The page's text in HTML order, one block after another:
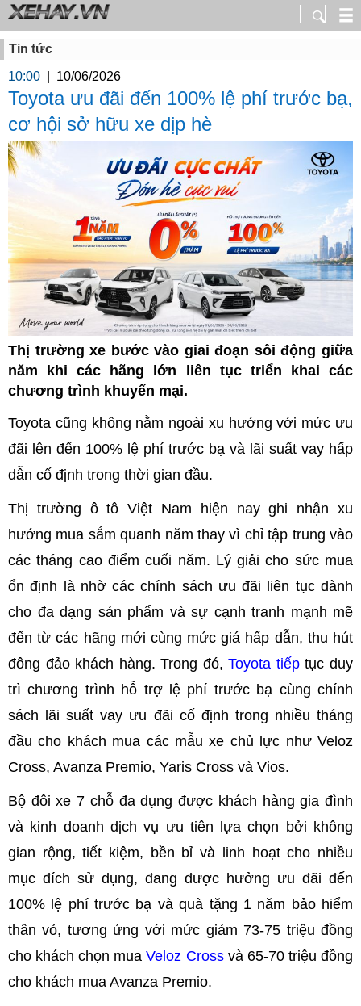
Tin tức
10:00
10/06/2026
Toyota ưu đãi đến 100% lệ phí trước bạ,
cơ hội sở hữu xe dịp hè
Thị trường xe bước vào giai đoạn sôi động giữa
năm khi các hãng lớn liên tục triển khai các
chương trình khuyến mại.
Toyota cũng không nằm ngoài xu hướng với mức ưu
đãi lên đến 100% lệ phí trước bạ và lãi suất vay hấp
dẫn cố định trong thời gian đầu.
Thị trường ô tô Việt Nam hiện nay ghi nhận xu
hướng mua sắm quanh năm thay vì chỉ tập trung vào
các tháng cao điểm cuối năm. Lý giải cho sức mua
ổn định là nhờ các chính sách ưu đãi liên tục dành
cho đa dạng sản phẩm và sự cạnh tranh mạnh mẽ
đến từ các hãng mới cùng mức giá hấp dẫn, thu hút
đông đảo khách hàng. Trong đó,Toyota tiếptục duy
trì chương trình hỗ trợ lệ phí trước bạ cùng chính
sách lãi suất vay ưu đãi cố định trong nhiều tháng
đầu cho khách mua các mẫu xe chủ lực như Veloz
Cross, Avanza Premio, Yaris Cross và Vios.
Bộ đôi xe 7 chỗ đa dụng được khách hàng gia đình
và kinh doanh dịch vụ ưu tiên lựa chọn bởi không
gian rộng, tiết kiệm, bền bỉ và linh hoạt cho nhiều
mục đích sử dụng, đang được hưởng ưu đãi đến
100% lệ phí trước bạ và quà tặng 1 năm bảo hiểm
thân vỏ, tương ứng với mức giảm 73-75 triệu đồng
cho khách chọn muaVeloz Crossvà 65-70 triệu đồng
cho khách mua Avanza Premio.